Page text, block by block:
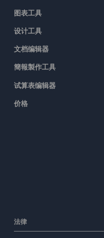
图表工具
设计工具
文档编辑器
簡報製作工具
试算表编辑器
价格
法律